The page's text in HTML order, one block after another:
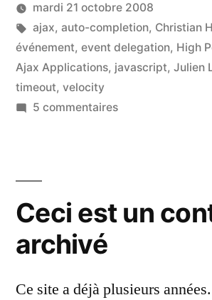
mardi 21 octobre 2008
Étiquettes :
ajax, auto-completion, Christian
événement, event delegation, High
Ajax Applications, javascript, Julien
timeout, velocity
5 commentairessur
fréquents
Ceci est un
archivé
Ce site a déjà plusieurs